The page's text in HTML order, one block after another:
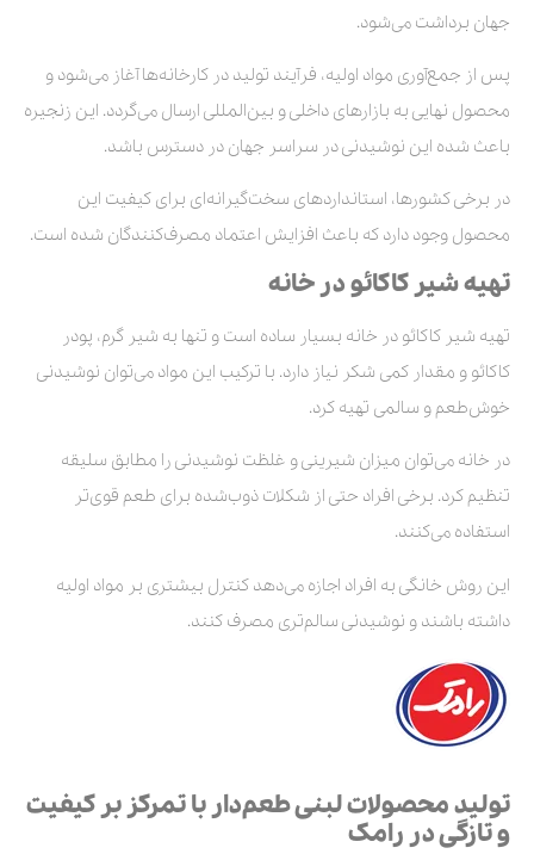
جهان برداشت می‌شود.
پس از جمع‌آوری مواد اولیه، فرآیند تولید در کارخانه‌ها آغاز می‌شود و
محصول نهایی به بازارهای داخلی و بین‌المللی ارسال می‌گردد. این زنجیره
باعث شده این نوشیدنی در سراسر جهان در دسترس باشد.
در برخی کشورها، استانداردهای سخت‌گیرانه‌ای برای کیفیت این
محصول وجود دارد که باعث افزایش اعتماد مصرف‌کنندگان شده است.
تهیه شیر کاکائو در خانه
تهیه شیر کاکائو در خانه بسیار ساده است و تنها به شیر گرم، پودر
کاکائو و مقدار کمی شکر نیاز دارد. با ترکیب این مواد می‌توان نوشیدنی
خوش‌طعم و سالمی تهیه کرد.
در خانه می‌توان میزان شیرینی و غلظت نوشیدنی را مطابق سلیقه
تنظیم کرد. برخی افراد حتی از شکلات ذوب‌شده برای طعم قوی‌تر
استفاده می‌کنند.
این روش خانگی به افراد اجازه می‌دهد کنترل بیشتری بر مواد اولیه
داشته باشند و نوشیدنی سالم‌تری مصرف کنند.
تولید محصولات لبنی طعم‌دار با تمرکز بر کیفیت
و تازگی در رامک